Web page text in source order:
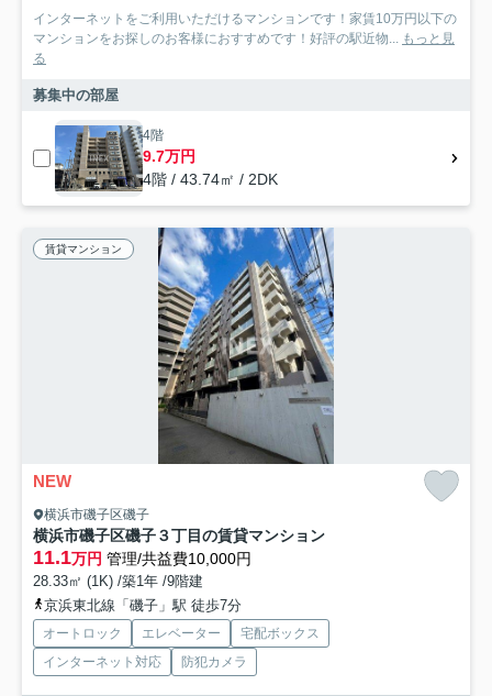
インターネットをご利用いただけるマンションです！家賃10万円以下の
マンションをお探しのお客様におすすめです！好評の駅近物... もっと見
る
募集中の部屋
4階
9.7万円
4階 / 43.74㎡ / 2DK
賃貸マンション
NEW
横浜市磯子区磯子
横浜市磯子区磯子３丁目の賃貸マンション
11.1万円 管理/共益費10,000円
28.33㎡ (1K) /築1年 /9階建
京浜東北線「磯子」駅 徒歩7分
オートロック エレベーター
宅配ボックス
インターネット対応
防犯カメラ